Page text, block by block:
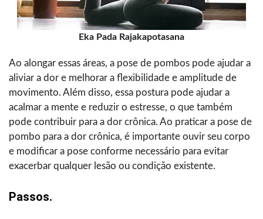
Eka Pada Rajakapotasana
Ao alongar essas áreas, a pose de pombos pode ajudar a
aliviar a dor e melhorar a flexibilidade e amplitude de
movimento. Além disso, essa postura pode ajudar a
acalmar a mente e reduzir o estresse, o que também
pode contribuir para a dor crônica. Ao praticar a pose de
pombo para a dor crônica, é importante ouvir seu corpo
e modificar a pose conforme necessário para evitar
exacerbar qualquer lesão ou condição existente.
Passos.